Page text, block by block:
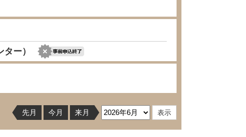
ー）
先月 今月 来月